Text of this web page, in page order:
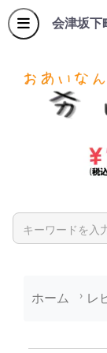
会津坂下
商品名やキーワ
ホーム レ